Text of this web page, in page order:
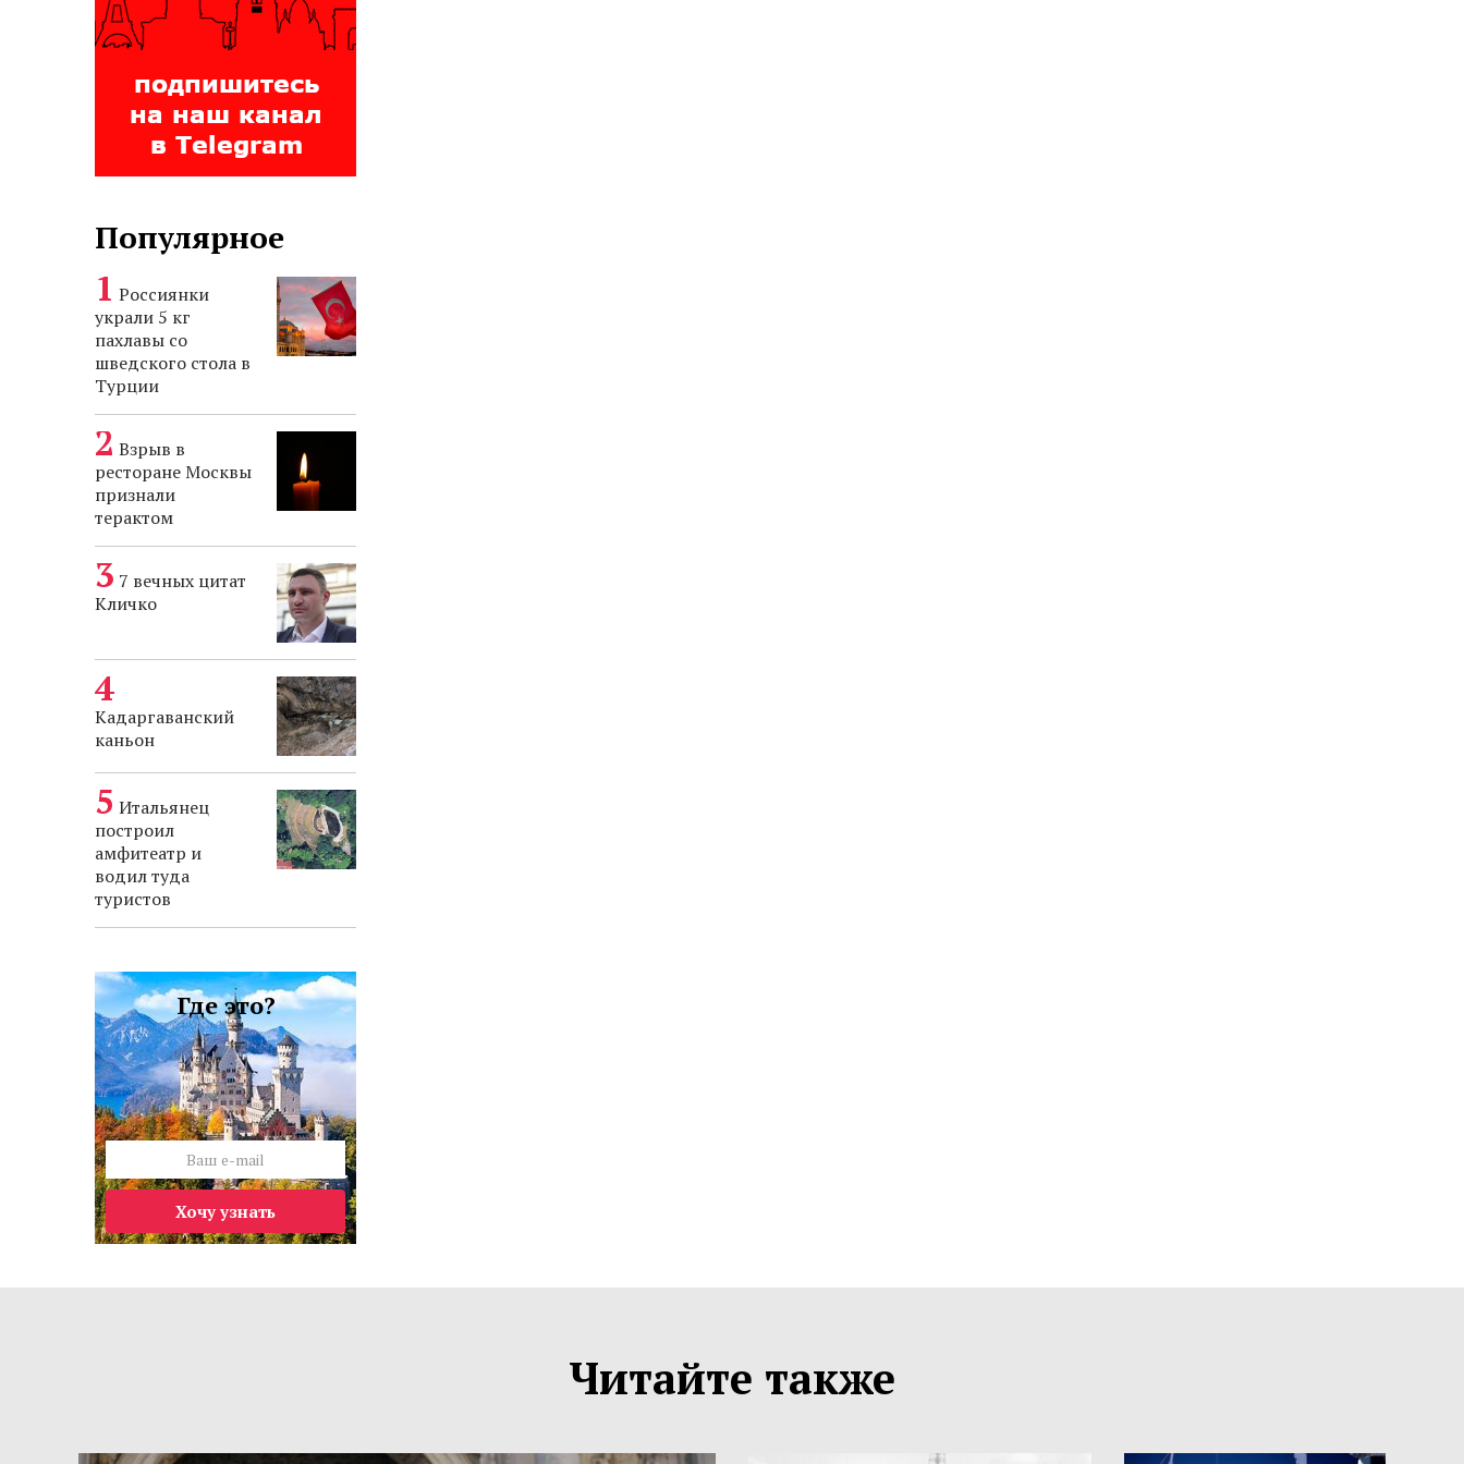
Популярное
Россиянки
украли 5 кг
пахлавы со
шведского стола в
Турции
Взрыв в
ресторане Москвы
признали
терактом
7 вечных цитат
Кличко
Кадаргаванский
каньон
Итальянец
построил
амфитеатр и
водил туда
туристов
Где это?
Хочу узнать
Читайте также